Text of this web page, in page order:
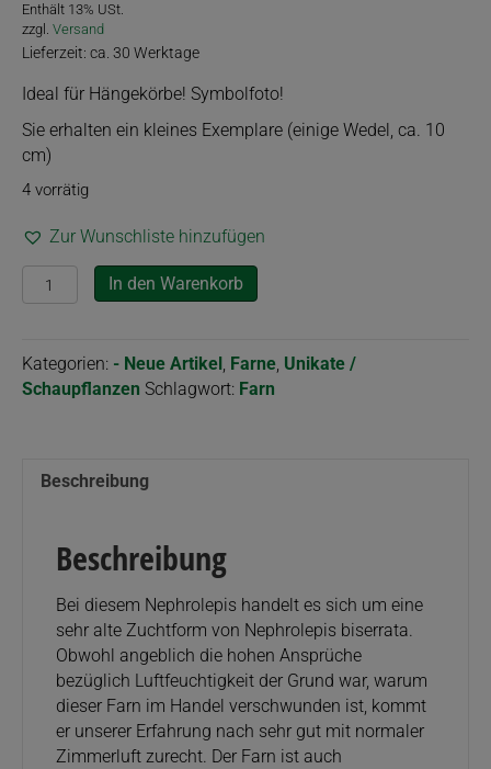
Enthält 13% USt.
zzgl. Versand
Lieferzeit: ca. 30 Werktage
Ideal für Hängekörbe! Symbolfoto!
Sie erhalten ein kleines Exemplare (einige Wedel, ca. 10
cm)
4 vorrätig
Zur Wunschliste hinzufügen
Nephrolepis
"Verona
(klein)
Menge
In den Warenkorb
Kategorien: - Neue Artikel , Farne, Unikate /
Schaupflanzen Schlagwort: Farn
Beschreibung
Beschreibung
Bei diesem Nephrolepis handelt es sich um eine
sehr alte Zuchtform von Nephrolepis biserrata.
Obwohl angeblich die hohen Ansprüche
bezüglich Luftfeuchtigkeit der Grund war, warum
dieser Farn im Handel verschwunden ist, kommt
er unserer Erfahrung nach sehr gut mit normaler
Zimmerluft zurecht. Der Farn ist auch